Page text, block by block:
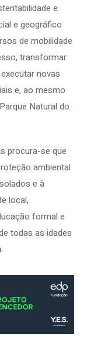
e
e geográfico
de mobilidade
transformar
novas
e, ao mesmo
Natural do
procura-se que
ambiental
e à
local,
formal e
todas as idades